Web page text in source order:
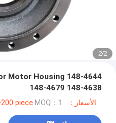
2
/
2
Motor Housing 148-4644
148-4679 148-4638
الأسعار：dollar 125~200 piece MOQ：1 قطعة